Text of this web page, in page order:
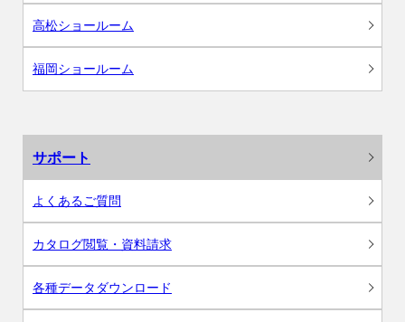
高松ショールーム
福岡ショールーム
サポート
よくあるご質問
カタログ閲覧・資料請求
各種データダウンロード